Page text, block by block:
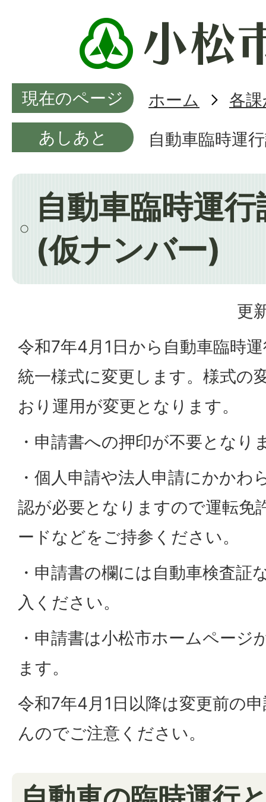
現在のページ ホーム
各
あしあと
自動車臨時運
自動車臨時運
(仮ナンバー)
更
令和7年4月1日から自動車臨時
統一様式に変更します。様式の
おり運用が変更となります。
・申請書への押印が不要となり
・個人申請や法人申請にかかわ
認が必要となりますので運転免
ードなどをご持参ください。
・申請書の欄には自動車検査証
入ください。
・申請書は小松市ホームページ
ます。
令和7年4月1日以降は変更前の
んのでご注意ください。